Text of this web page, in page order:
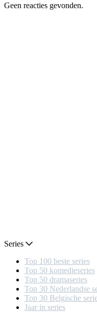
Geen reacties gevonden.
Series
Top 100 beste series
Top 50 komedieseries
Top 50 dramaseries
Top 30 Nederlandse
Top 30 Belgische
Jaar in series